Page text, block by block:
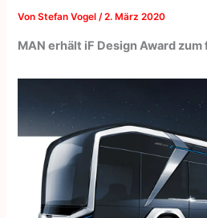
VonStefan Vogel/2. März 2020
MAN erhält iF Design Award